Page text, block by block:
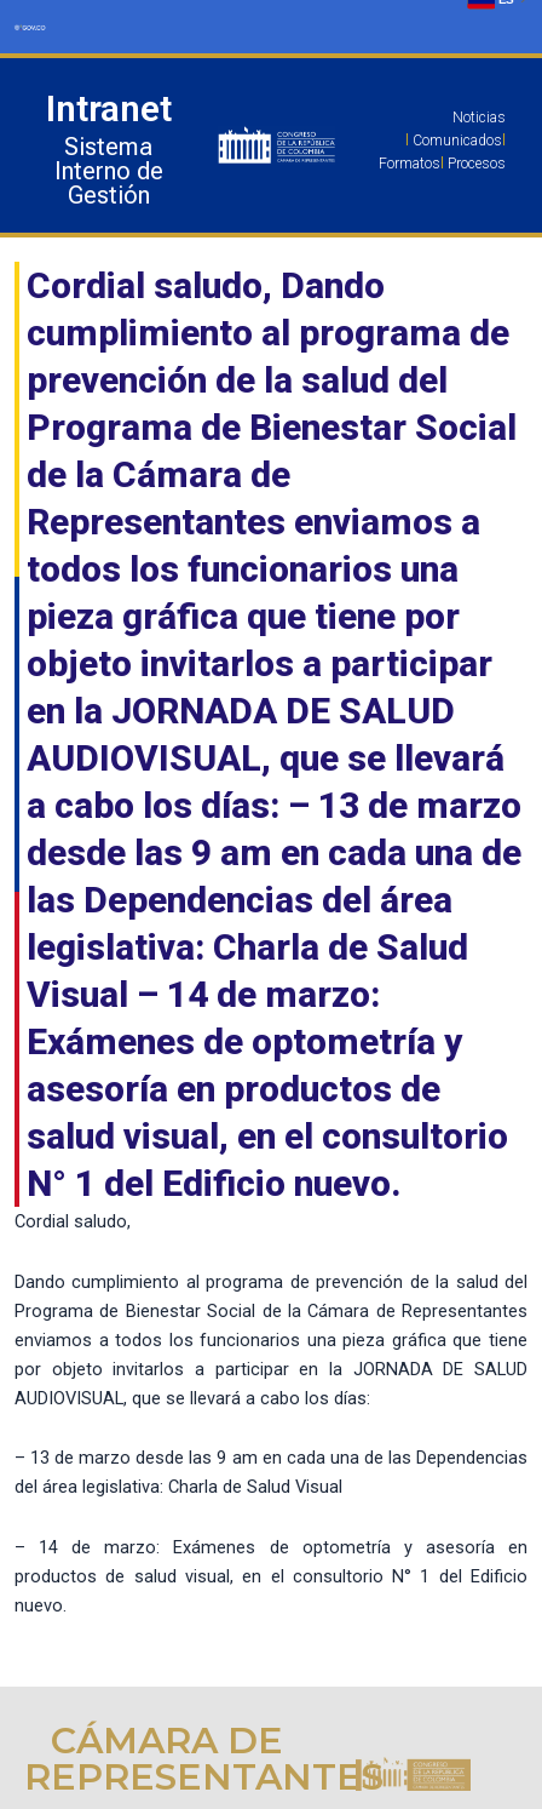
Intranet
Sistema
Interno de
Gestión
Noticias
Comunicados
Formatos Procesos
Cordial saludo, Dando
cumplimiento al programa de
prevención de la salud del
Programa de Bienestar Social
de la Cámara de
Representantes enviamos a
todos los funcionarios una
pieza gráfica que tiene por
objeto invitarlos a participar
en la JORNADA DE SALUD
AUDIOVISUAL, que se llevará
a cabo los días: – 13 de marzo
desde las 9 am en cada una de
las Dependencias del área
legislativa: Charla de Salud
Visual – 14 de marzo:
Exámenes de optometría y
asesoría en productos de
salud visual, en el consultorio
N° 1 del Edificio nuevo.
Cordial saludo,
Dando cumplimiento al programa de prevención de la salud del
Programa de Bienestar Social de la Cámara de Representantes
enviamos a todos los funcionarios una pieza gráfica que tiene
por objeto invitarlos a participar en la JORNADA DE SALUD
AUDIOVISUAL, que se llevará a cabo los días:
– 13 de marzo desde las 9 am en cada una de las Dependencias
del área legislativa: Charla de Salud Visual
– 14 de marzo: Exámenes de optometría y asesoría en
productos de salud visual, en el consultorio N° 1 del Edificio
nuevo.
CÁMARA DE
REPRESENTANTES